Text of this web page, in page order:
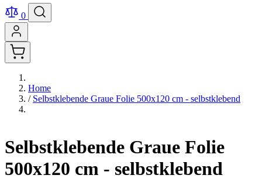
0
Home
/ Selbstklebende Graue Folie 500x120 cm - selbstklebend
Selbstklebende Graue Folie
500x120 cm - selbstklebend